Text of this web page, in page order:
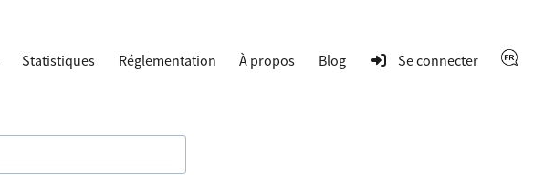
Statistiques Réglementation À propos Blog Se connecter